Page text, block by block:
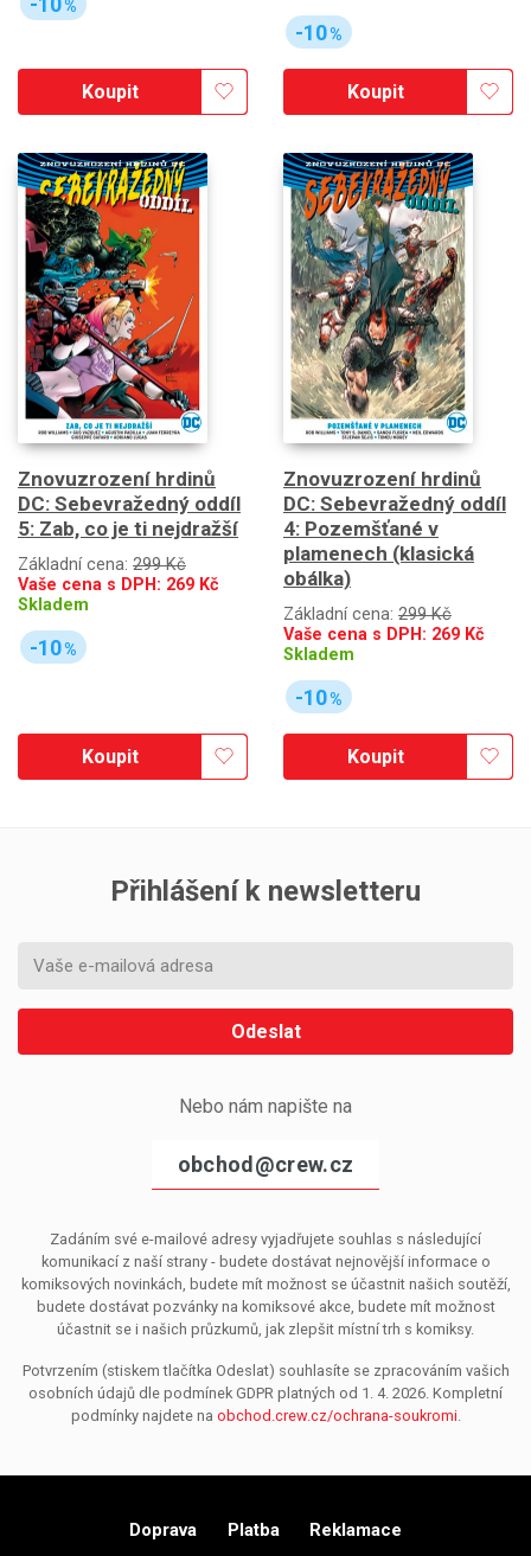
%
Koupit
-10%
Koupit
Znovuzrození hrdinů
DC: Sebevražedný oddíl
5: Zab, co je ti nejdražší
Základní cena: 299 Kč
Vaše cena s DPH: 269 Kč
Skladem
-10%
Koupit
Znovuzrození hrdinů
DC: Sebevražedný oddíl
4: Pozemšťané v
plamenech (klasická
obálka)
Základní cena: 299 Kč
Vaše cena s DPH: 269 Kč
Skladem
-10%
Koupit
Přihlášení k newsletteru
Odeslat
Nebo nám napište na
obchod@crew.cz
Zadáním své e-mailové adresy vyjadřujete souhlas s následující
komunikací z naší strany - budete dostávat nejnovější informace o
komiksových novinkách, budete mít možnost se účastnit našich soutěží,
budete dostávat pozvánky na komiksové akce, budete mít možnost
účastnit se i našich průzkumů, jak zlepšit místní trh s komiksy.
Potvrzením (stiskem tlačítka Odeslat) souhlasíte se zpracováním vašich
osobních údajů dle podmínek GDPR platných od 1. 4. 2026. Kompletní
podmínky najdete na obchod.crew.cz/ochrana-soukromi.
Doprava Platba
Reklamace